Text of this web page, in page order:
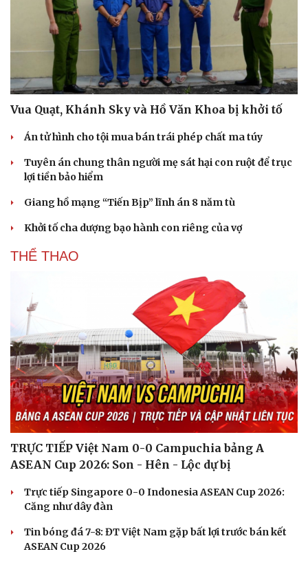
Cải chính
Vua Quạt, Khánh Sky và Hồ Văn Khoa bị khởi tố
Án tử hình cho tội mua bán trái phép chất ma túy
Tuyên án chung thân người mẹ sát hại con ruột để trục
lợi tiền bảo hiểm
Giang hồ mạng “Tiến Bịp” lĩnh án 8 năm tù
Khởi tố cha dượng bạo hành con riêng của vợ
THỂ THAO
TRỰC TIẾP Việt Nam 0-0 Campuchia bảng A
ASEAN Cup 2026: Son - Hên - Lộc dự bị
Trực tiếp Singapore 0-0 Indonesia ASEAN Cup 2026:
Căng như dây đàn
Tin bóng đá 7-8: ĐT Việt Nam gặp bất lợi trước bán kết
ASEAN Cup 2026